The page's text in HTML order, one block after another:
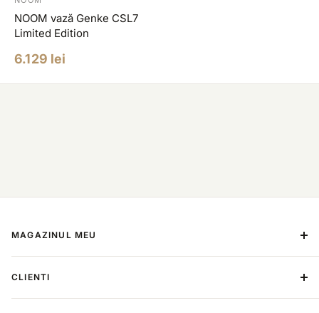
NOOM vază Genke CSL7
Limited Edition
Pret
6.129 lei
MAGAZINUL MEU
Despre Noi
Contact
CLIENTI
Metoda de plata